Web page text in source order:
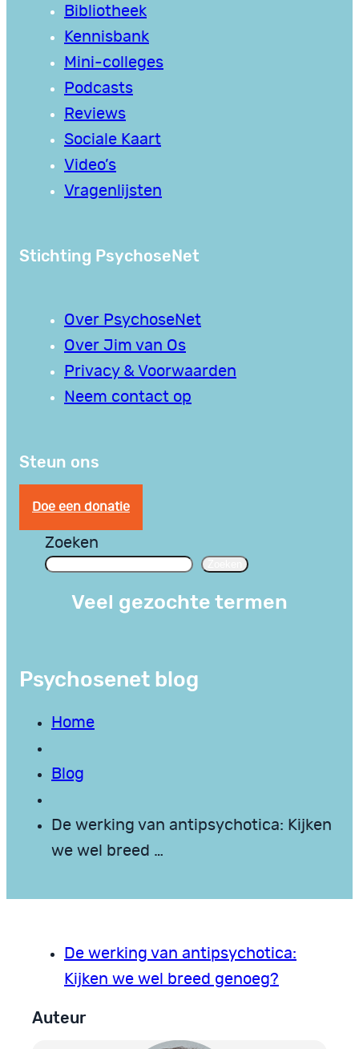
Bibliotheek
Kennisbank
Mini-colleges
Podcasts
Reviews
Sociale Kaart
Video’s
Vragenlijsten
Stichting PsychoseNet
Over PsychoseNet
Over Jim van Os
Privacy & Voorwaarden
Neem contact op
Steun ons
Doe een donatie
Zoeken
Veel gezochte termen
Psychosenet blog
Home
Blog
De werking van antipsychotica: Kijken
we wel breed …
De werking van antipsychotica:
Kijken we wel breed genoeg?
Auteur